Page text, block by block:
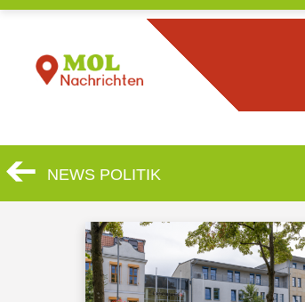
NEWS POLITIK